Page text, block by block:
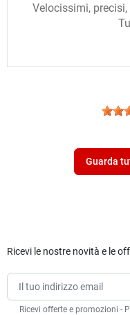
Velocissimi,
Guarda
Ricevi le nostre novità e le
Ricevi offerte e promozioni -